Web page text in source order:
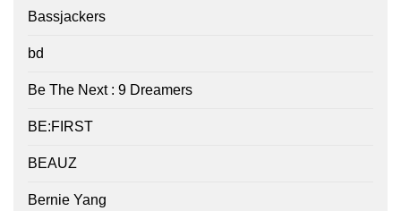
Bassjackers
bd
Be The Next : 9 Dreamers
BE:FIRST
BEAUZ
Bernie Yang